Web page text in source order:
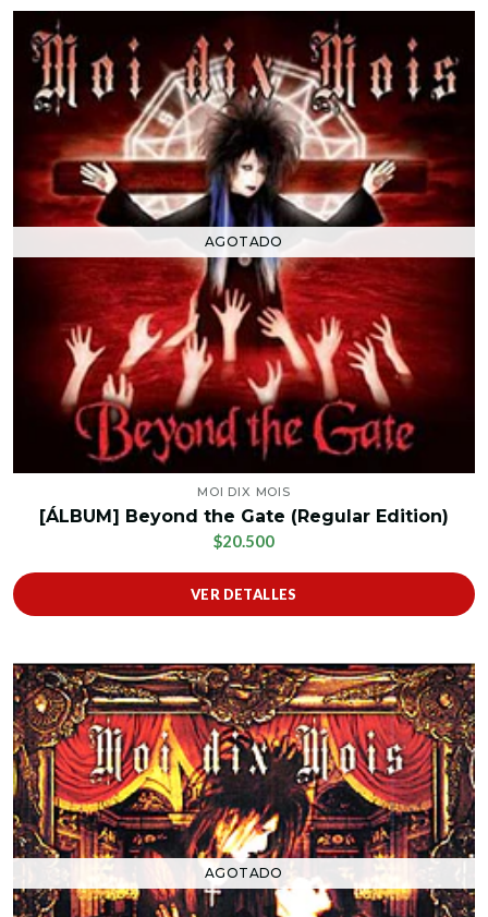
AGOTADO
MOI DIX MOIS
[ÁLBUM] Beyond the Gate (Regular Edition)
$20.500
VER DETALLES
AGOTADO